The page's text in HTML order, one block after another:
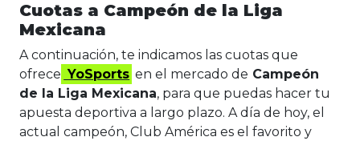
Cuotas a Campeón de la Liga
Mexicana
A continuación, te indicamos las cuotas que
ofrece YoSports en el mercado de Campeón
de la Liga Mexicana, para que puedas hacer tu
apuesta deportiva a largo plazo. A día de hoy, el
actual campeón, Club América es el favorito y